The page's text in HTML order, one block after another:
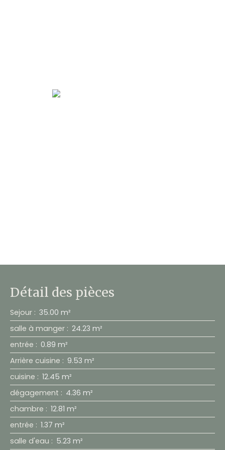
Détail des pièces
Sejour : 35.00 m²
salle à manger : 24.23 m²
entrée : 0.89 m²
Arrière cuisine : 9.53 m²
cuisine : 12.45 m²
dégagement : 4.36 m²
chambre : 12.81 m²
entrée : 1.37 m²
salle d'eau : 5.23 m²